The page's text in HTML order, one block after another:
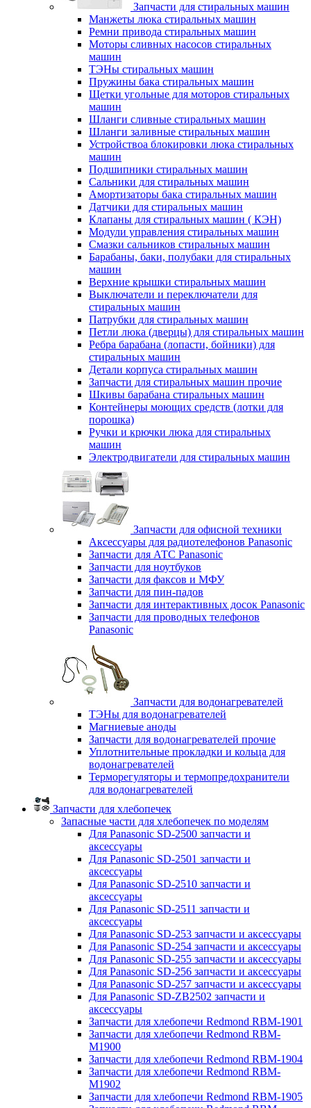
Запчасти для стиральных машин
Манжеты люка стиральных машин
Ремни привода стиральных машин
Моторы сливных насосов стиральных
машин
ТЭНы стиральных машин
Пружины бака стиральных машин
Щетки угольные для моторов стиральных
машин
Шланги сливные стиральных машин
Шланги заливные стиральных машин
Устройствоа блокировки люка стиральных
машин
Подшипники стиральных машин
Сальники для стиральных машин
Амортизаторы бака стиральных машин
Датчики для стиральных машин
Клапаны для стиральных машин ( КЭН)
Модули управления стиральных машин
Смазки сальников стиральных машин
Барабаны, баки, полубаки для стиральных
машин
Верхние крышки стиральных машин
Выключатели и переключатели для
стиральных машин
Патрубки для стиральных машин
Петли люка (дверцы) для стиральных машин
Ребра барабана (лопасти, бойники) для
стиральных машин
Детали корпуса стиральных машин
Запчасти для стиральных машин прочие
Шкивы барабана стиральных машин
Контейнеры моющих средств (лотки для
порошка)
Ручки и крючки люка для стиральных
машин
Электродвигатели для стиральных машин
Запчасти для офисной техники
Аксессуары для радиотелефонов Panasonic
Запчасти для АТС Panasonic
Запчасти для ноутбуков
Запчасти для факсов и МФУ
Запчасти для пин-падов
Запчасти для интерактивных досок Panasonic
Запчасти для проводных телефонов
Panasonic
Запчасти для водонагревателей
ТЭНы для водонагревателей
Магниевые аноды
Запчасти для водонагревателей прочие
Уплотнительные прокладки и кольца для
водонагревателей
Терморегуляторы и термопредохранители
для водонагревателей
Запчасти для хлебопечек
Запасные части для хлебопечек по моделям
Для Panasonic SD-2500 запчасти и
аксессуары
Для Panasonic SD-2501 запчасти и
аксессуары
Для Panasonic SD-2510 запчасти и
аксессуары
Для Panasonic SD-2511 запчасти и
аксессуары
Для Panasonic SD-253 запчасти и аксессуары
Для Panasonic SD-254 запчасти и аксессуары
Для Panasonic SD-255 запчасти и аксессуары
Для Panasonic SD-256 запчасти и аксессуары
Для Panasonic SD-257 запчасти и аксессуары
Для Panasonic SD-ZB2502 запчасти и
аксессуары
Запчасти для хлебопечи Redmond RBM-1901
Запчасти для хлебопечи Redmond RBM-
M1900
Запчасти для хлебопечи Redmond RBM-1904
Запчасти для хлебопечи Redmond RBM-
M1902
Запчасти для хлебопечи Redmond RBM-1905